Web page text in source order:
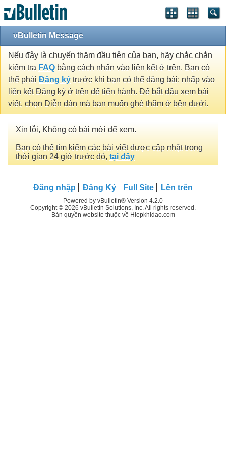
vBulletin Message
Nếu đây là chuyến thăm đầu tiên của bạn, hãy chắc chắn
kiểm tra FAQ bằng cách nhấn vào liên kết ở trên. Bạn có
thể phải Đăng ký trước khi bạn có thể đăng bài: nhấp vào
liên kết Đăng ký ở trên để tiến hành. Để bắt đầu xem bài
viết, chọn Diễn đàn mà bạn muốn ghé thăm ở bên dưới.
Xin lỗi, Không có bài mới để xem.
Bạn có thể tìm kiếm các bài viết được cập nhật trong
thời gian 24 giờ trước đó, tại đây
Đăng nhập Đăng Ký Full Site Lên trên
Powered by vBulletin® Version 4.2.0
Copyright © 2026 vBulletin Solutions, Inc. All rights reserved.
Bản quyền website thuộc về Hiepkhidao.com